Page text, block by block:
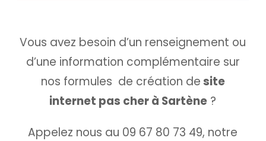
Vous avez besoin d’un renseignement ou
d’une information complémentaire sur
nos formules de création desite
internet pas cher à Sartène ?
Appelez nous au 09 67 80 73 49, notre